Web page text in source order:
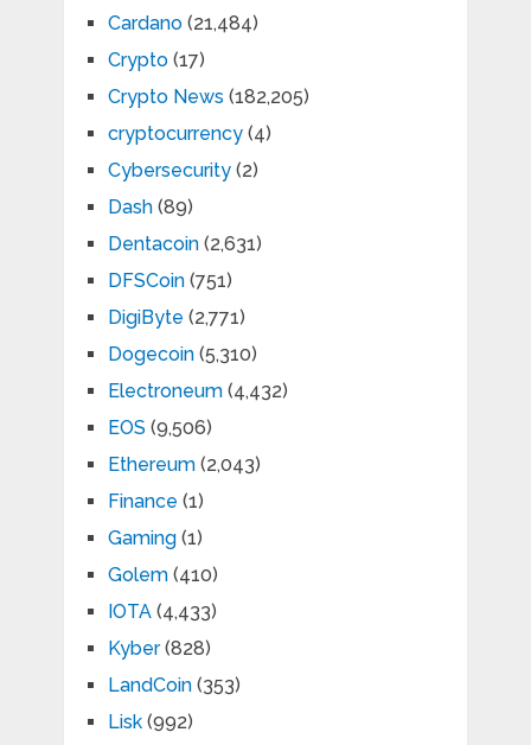
Cardano(21,484)
Crypto(17)
Crypto News (182,205)
cryptocurrency(4)
Cybersecurity(2)
Dash(89)
Dentacoin(2,631)
DFSCoin(751)
DigiByte (2,771)
Dogecoin(5,310)
Electroneum(4,432)
EOS (9,506)
Ethereum(2,043)
Finance (1)
Gaming(1)
Golem(410)
IOTA(4,433)
Kyber(828)
LandCoin(353)
Lisk(992)